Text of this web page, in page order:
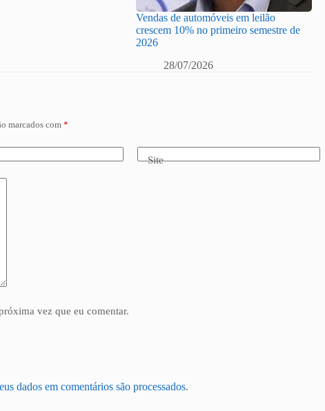
Vendas de automóveis em leilão
crescem 10% no primeiro semestre de
2026
28/07/2026
marcados com *
Site
vez que eu comentar.
dados em comentários são processados.